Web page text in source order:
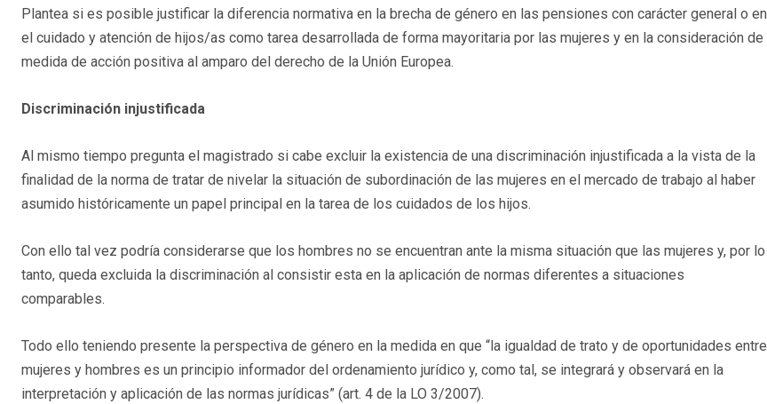
Plantea si es posible justificar la diferencia normativa en la brecha de género en las pensiones con carácter general o en
el cuidado y atención de hijos/as como tarea desarrollada de forma mayoritaria por las mujeres y en la consideración de
medida de acción positiva al amparo del derecho de la Unión Europea.
Discriminación injustificada
Al mismo tiempo pregunta el magistrado si cabe excluir la existencia de una discriminación injustificada a la vista de la
finalidad de la norma de tratar de nivelar la situación de subordinación de las mujeres en el mercado de trabajo al haber
asumido históricamente un papel principal en la tarea de los cuidados de los hijos.
Con ello tal vez podría considerarse que los hombres no se encuentran ante la misma situación que las mujeres y, por lo
tanto, queda excluida la discriminación al consistir esta en la aplicación de normas diferentes a situaciones
comparables.
Todo ello teniendo presente la perspectiva de género en la medida en que “la igualdad de trato y de oportunidades entre
mujeres y hombres es un principio informador del ordenamiento jurídico y, como tal, se integrará y observará en la
interpretación y aplicación de las normas jurídicas” (art. 4 de la LO 3/2007).